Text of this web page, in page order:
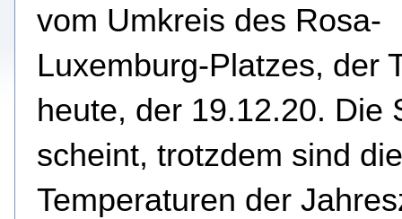
vom Umkreis des Rosa-
Luxemburg-Platzes, der
heute, der 19.12.20. Die
scheint, trotzdem sind die
Temperaturen der